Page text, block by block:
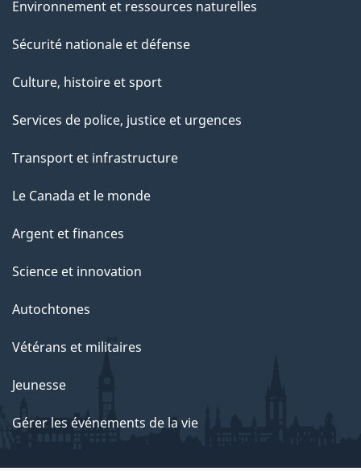
Environnement et ressources naturelles
Sécurité nationale et défense
Culture, histoire et sport
Services de police, justice et urgences
Transport et infrastructure
Le Canada et le monde
Argent et finances
Science et innovation
Autochtones
Vétérans et militaires
Jeunesse
Gérer les événements de la vie